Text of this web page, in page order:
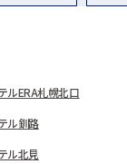
ルERA札幌北口
ル釧路
ル北見